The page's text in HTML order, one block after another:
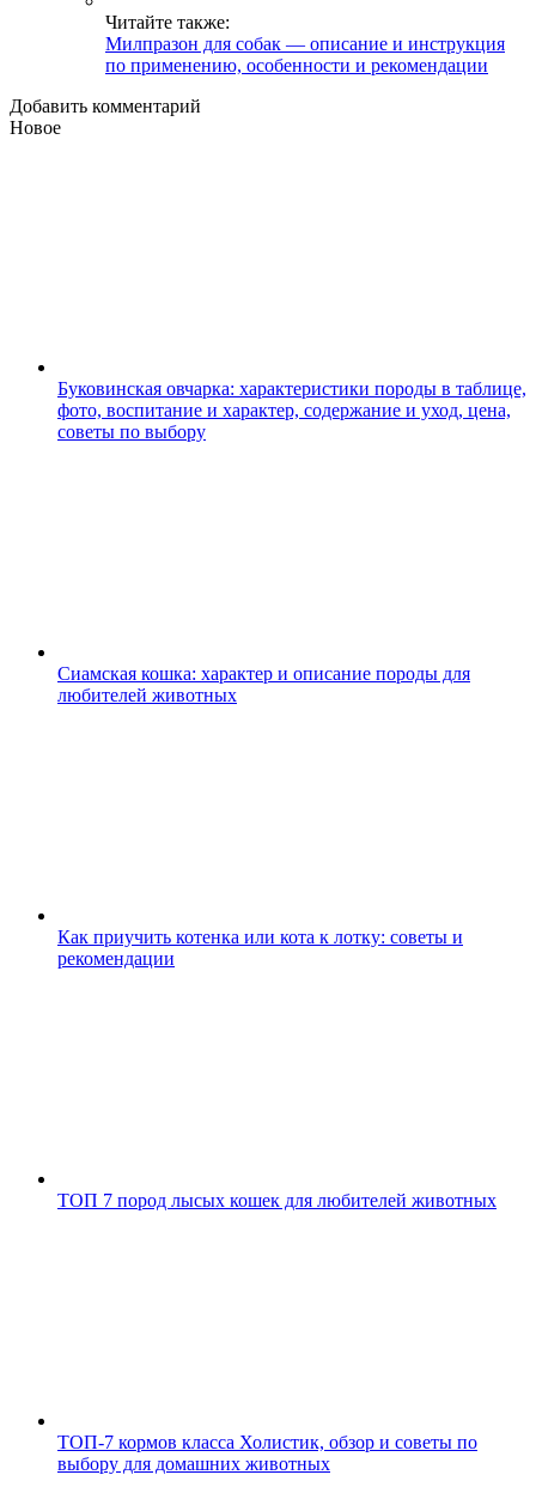
Читайте также:
Милпразон для собак — описание и инструкция
по применению, особенности и рекомендации
Добавить комментарий
Новое
Буковинская овчарка: характеристики породы в таблице,
фото, воспитание и характер, содержание и уход, цена,
советы по выбору
Сиамская кошка: характер и описание породы для
любителей животных
Как приучить котенка или кота к лотку: советы и
рекомендации
ТОП 7 пород лысых кошек для любителей животных
ТОП-7 кормов класса Холистик, обзор и советы по
выбору для домашних животных